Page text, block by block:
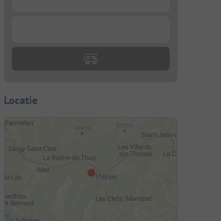
Locatie